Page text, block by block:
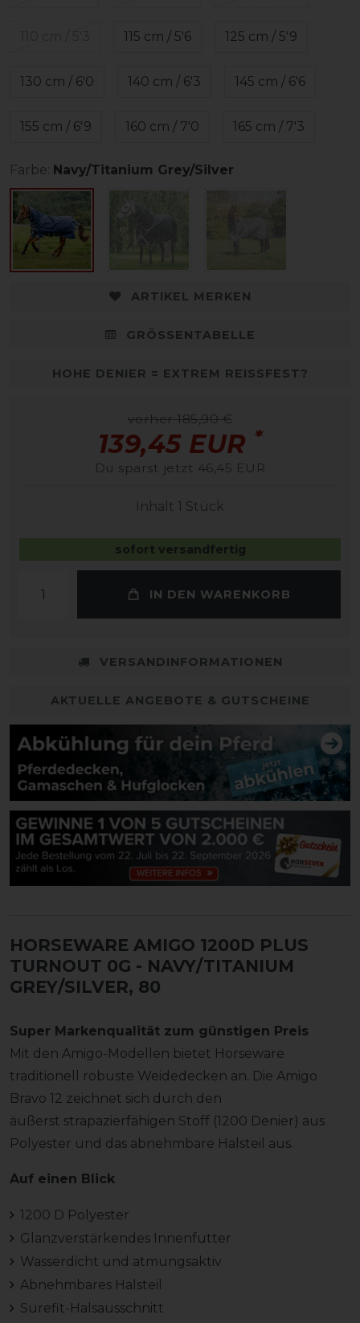
115 cm / 5'6 125 cm / 5'9
130 cm / 6'0 140 cm / 6'3 145 cm / 6'6
155 cm / 6'9 160 cm / 7'0 165 cm / 7'3
Farbe: Navy/Titanium Grey/Silver
ARTIKEL MERKEN
GRÖSSENTABELLE
HOHE DENIER = EXTREM REISSFEST?
vorher 185,90 €
139,45 EUR *
Du sparst jetzt 46,45 EUR
Inhalt 1 Stück
sofort versandfertig
IN DEN WARENKORB
VERSANDINFORMATIONEN
AKTUELLE ANGEBOTE & GUTSCHEINE
HORSEWARE AMIGO 1200D PLUS
TURNOUT 0G - NAVY/TITANIUM
GREY/SILVER, 80
Super Markenqualität zum günstigen Preis
Mit den Amigo-Modellen bietet Horseware
traditionell robuste Weidedecken an. Die Amigo
Bravo 12 zeichnet sich durch den
äußerst strapazierfähigen Stoff (1200 Denier) aus
Polyester und das abnehmbare Halsteil aus.
Auf einen Blick
1200 D Polyester
Glanzverstärkendes Innenfutter
Wasserdicht und atmungsaktiv
Abnehmbares Halsteil
Surefit-Halsausschnitt